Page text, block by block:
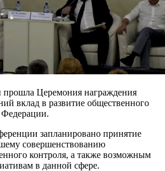
Церемония награждения
вклад в развитие общественного
Федерации.
запланировано принятие
совершенствованию
контроля, а также возможным
в данной сфере.